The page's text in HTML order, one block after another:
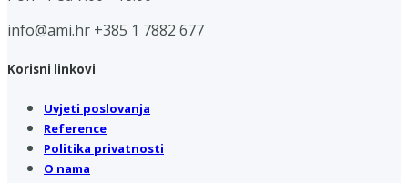
info@ami.hr +385 1 7882 677
Korisni linkovi
Uvjeti poslovanja
Reference
Politika privatnosti
O nama